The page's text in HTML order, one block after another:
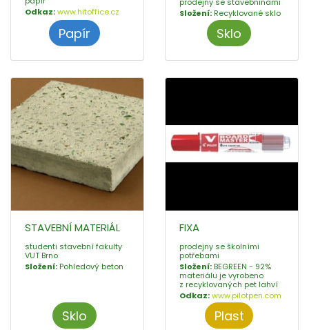
Odkaz:www.hitoffice.cz
Papír
Složení: Recyklované sklo
Sklo
STAVEBNÍ MATERIÁL
studenti stavební fakulty
VUT Brno
Složení: Pohledový beton
Sklo
FIXA
prodejny se školními
potřebami
Složení: BEGREEN - 92%
materiálu je vyrobeno
z recyklovaných pet lahví
Odkaz:www.pilotpen.com
Plast